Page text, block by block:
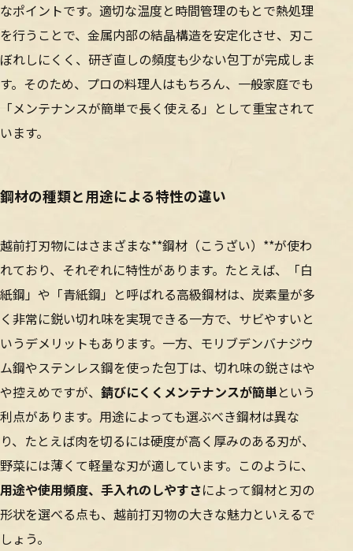
なポイントです。適切な温度と時間管理のもとで熱処理
を行うことで、金属内部の結晶構造を安定化させ、刃こ
ぼれしにくく、研ぎ直しの頻度も少ない包丁が完成しま
す。そのため、プロの料理人はもちろん、一般家庭でも
「メンテナンスが簡単で長く使える」として重宝されて
います。
鋼材の種類と用途による特性の違い
越前打刃物にはさまざまな**鋼材（こうざい）**が使わ
れており、それぞれに特性があります。たとえば、「白
紙鋼」や「青紙鋼」と呼ばれる高級鋼材は、炭素量が多
く非常に鋭い切れ味を実現できる一方で、サビやすいと
いうデメリットもあります。一方、モリブデンバナジウ
ム鋼やステンレス鋼を使った包丁は、切れ味の鋭さはや
や控えめですが、 錆びにくくメンテナンスが簡単という
利点があります。用途によっても選ぶべき鋼材は異な
り、たとえば肉を切るには硬度が高く厚みのある刃が、
野菜には薄くて軽量な刃が適しています。このように、
用途や使用頻度、手入れのしやすさによって鋼材と刃の
形状を選べる点も、越前打刃物の大きな魅力といえるで
しょう。